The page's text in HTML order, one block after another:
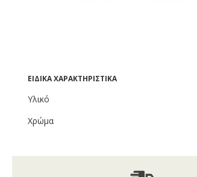
ΕΙΔΙΚΆ ΧΑΡΑΚΤΗΡΙΣΤΙΚΆ
Υλικό
Χρώμα